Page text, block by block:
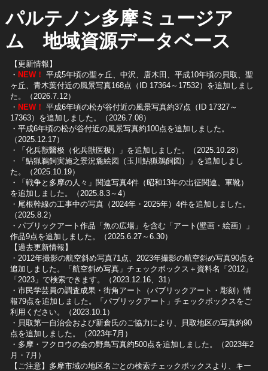
パルテノン多摩ミュージア
ム 地域資源データベース
【更新情報】
・ NEW！ 平成5年頃の聖ヶ丘、中沢、唐木田、平成10年頃の貝取、聖
ヶ丘、青木葉付近の風景写真168点（ID 17364～17532）を追加しまし
た。（2026.7.12）
・ NEW！ 平成6年頃の松が谷付近の風景写真約37点（ID 17327～
17363）を追加しました。（2026.7.08）
・平成6年頃の松が谷付近の風景写真約100点を追加しました。
（2025.12.17）
・「化兵獣醫极（化兵獣医极）」を追加しました。（2025.10.28）
・「鮎猟鵜飼実施之景況麁絵図（玉川鮎猟鵜飼図）」を追加しまし
た。（2025.10.19）
​・「戦争と多摩の人々」関連写真4件（昭和13年の出征関連、軍靴）
を追加しました。（2025.8.3～4）
​・尾根幹線の工事中の写真（2024年・2025年）4件を追加しました。
（2025.8.2）
​・パブリックアート作品「魚の広場」を含む「アート(壁画・絵画）」
作品9点を追加しました。（2025.6.27～6.30）
【過去更新情報】
・2012年撮影の航空斜め写真71点、2023年撮影の航空斜め写真90点を
追加しました。「航空斜め写真」チェックボックス＋資料名「2012」
「2023」で検索できます。（2023.12.16、31）
​・市民学芸員の調査成果・街角アート（パブリックアート・彫刻）情
報79点を追加しました。「パブリックアート」チェックボックスをご
利用ください。（2023.10.1）
・貝取第一自治会および新倉氏のご協力により、貝取地区の写真約90
点を追加しました。（2023年7月）
・多摩・フクロウの会の野鳥写真約500点を追加しました。（2023年2
月・7月）
【ご注意】多摩市域の地区名ごとの検索チェックボックスより、キー